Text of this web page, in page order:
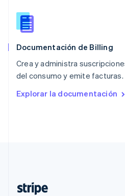
Documentación de Billing
Crea y administra
del consumo y emite facturas.
Explorar la documentación
Português
RAE de Hong Kong, China
Reino Unido
República Checa
English
English